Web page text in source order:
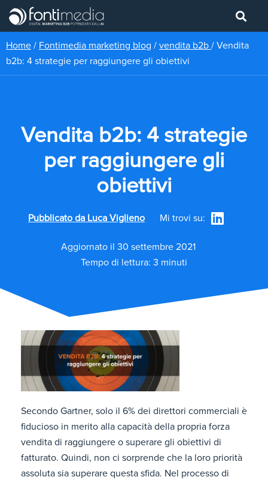
Home / Fontimedia marketing blog / vendita b2b / Vendita
b2b: 4 strategie per raggiungere gli obiettivi
Vendita b2b: 4 strategie
per raggiungere gli
obiettivi
Pubblicato da Luca Viglieno Mi trovi su:
Aggiornato il 30 settembre 2021
Tempo di lettura: 3 minuti
Secondo Gartner, solo il 6% dei direttori commerciali è
fiducioso in merito alla capacità della propria forza
vendita di raggiungere o superare gli obiettivi di
fatturato. Quindi, non ci sorprende che la loro priorità
assoluta sia superare questa sfida. Nel processo di